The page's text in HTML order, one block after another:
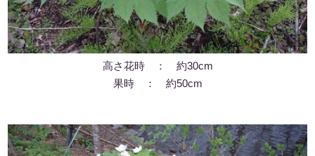
高さ花時 ： 約30cm
果時 ： 約50cm